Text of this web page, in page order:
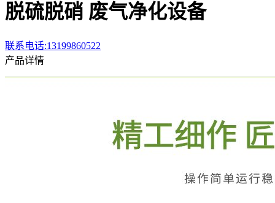
脱硫脱硝 废气净化设备
联系电话:13199860522
产品详情